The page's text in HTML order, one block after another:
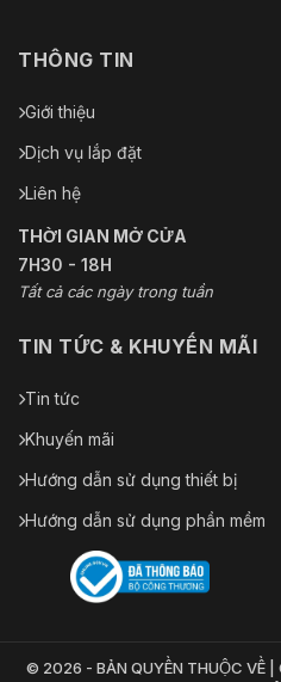
THÔNG TIN
Giới thiệu
Dịch vụ lắp đặt
Liên hệ
THỜI GIAN MỞ CỬA
7H30 - 18H
Tất cả các ngày trong tuần
TIN TỨC & KHUYẾN MÃI
Tin tức
Khuyến mãi
Hướng dẫn sử dụng thiết bị
Hướng dẫn sử dụng phần mềm
© 2026 - BẢN QUYỀN THUỘC VỀ |